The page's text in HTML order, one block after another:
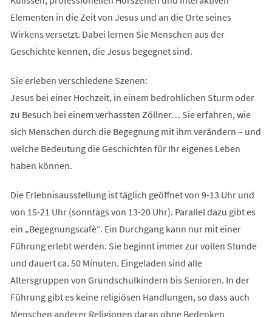
Elementen in die Zeit von Jesus und an die Orte seines
Wirkens versetzt. Dabei lernen Sie Menschen aus der
Geschichte kennen, die Jesus begegnet sind.
Sie erleben verschiedene Szenen:
Jesus bei einer Hochzeit, in einem bedrohlichen Sturm oder
zu Besuch bei einem verhassten Zöllner… Sie erfahren, wie
sich Menschen durch die Begegnung mit ihm verändern – und
welche Bedeutung die Geschichten für Ihr eigenes Leben
haben können.
Die Erlebnisausstellung ist täglich geöffnet von 9-13 Uhr und
von 15-21 Uhr (sonntags von 13-20 Uhr). Parallel dazu gibt es
ein „Begegnungscafè“. Ein Durchgang kann nur mit einer
Führung erlebt werden. Sie beginnt immer zur vollen Stunde
und dauert ca. 50 Minuten. Eingeladen sind alle
Altersgruppen von Grundschulkindern bis Senioren. In der
Führung gibt es keine religiösen Handlungen, so dass auch
Menschen anderer Religionen daran ohne Bedenken